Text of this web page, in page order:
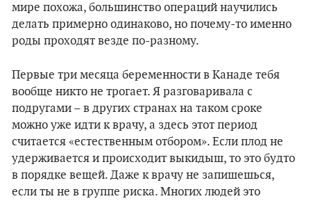
мире похожа, большинство операций научились
делать примерно одинаково, но почему-то именно
роды проходят везде по-разному.
Первые три месяца беременности в Канаде тебя
вообще никто не трогает. Я разговаривала с
подругами – в других странах на таком сроке
можно уже идти к врачу, а здесь этот период
считается «естественным отбором». Если плод не
удерживается и происходит выкидыш, то это будто
в порядке вещей. Даже к врачу не запишешься,
если ты не в группе риска. Многих людей это